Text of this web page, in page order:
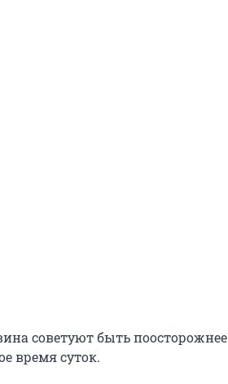
советуют быть поосторожнее
время суток.